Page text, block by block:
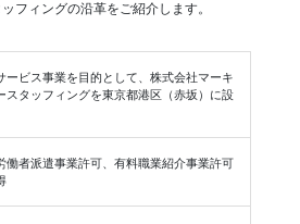
フィングの沿革をご紹介します。
ービス事業を目的として、株式会社マーキ
スタッフィングを東京都港区（赤坂）に設
働者派遣事業許可、有料職業紹介事業許可